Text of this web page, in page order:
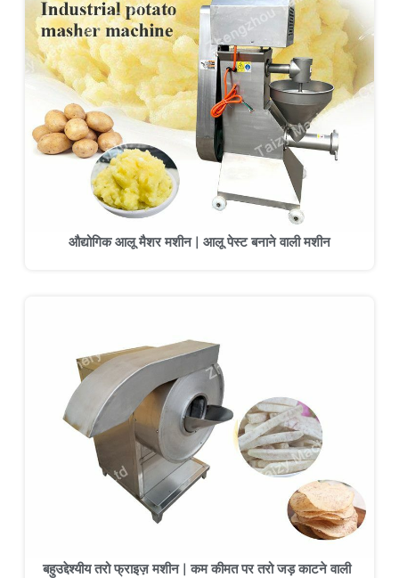
औद्योगिक आलू मैशर मशीन | आलू पेस्ट बनाने वाली मशीन
बहुउद्देश्यीय तरो फ्राइज़ मशीन | कम कीमत पर तरो जड़ काटने वाली